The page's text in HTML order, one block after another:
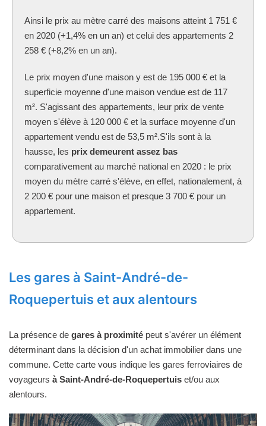
Ainsi le prix au mètre carré des maisons atteint 1 751 €
en 2020 (+1,4% en un an) et celui des appartements 2
258 € (+8,2% en un an).
Le prix moyen d'une maison y est de 195 000 € et la
superficie moyenne d'une maison vendue est de 117
m². S'agissant des appartements, leur prix de vente
moyen s'élève à 120 000 € et la surface moyenne d'un
appartement vendu est de 53,5 m².S'ils sont à la
hausse, les prix demeurent assez bas
comparativement au marché national en 2020 : le prix
moyen du mètre carré s'élève, en effet, nationalement, à
2 200 € pour une maison et presque 3 700 € pour un
appartement.
Les gares à Saint-André-de-
Roquepertuis et aux alentours
La présence de gares à proximité peut s'avérer un élément
déterminant dans la décision d'un achat immobilier dans une
commune. Cette carte vous indique les gares ferroviaires de
voyageurs à Saint-André-de-Roquepertuis et/ou aux
alentours.